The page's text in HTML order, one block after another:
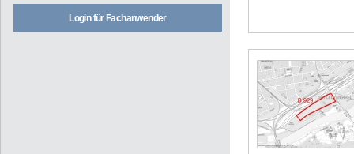
Login für Fachanwender